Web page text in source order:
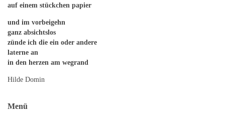
auf einem stückchen papier
und im vorbeigehn
ganz absichtslos
zünde ich die ein oder andere
laterne an
in den herzen am wegrand
Hilde Domin
Menü